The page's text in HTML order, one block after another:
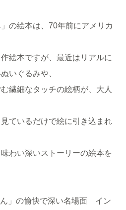
の絵本は、70年前にアメリカ
絵本ですが、最近はリアルに
いぐるみや、
繊細なタッチの絵柄が、大人
ているだけで絵に引き込まれ
わい深いストーリーの絵本を
ん」の愉快で深い名場面 イン